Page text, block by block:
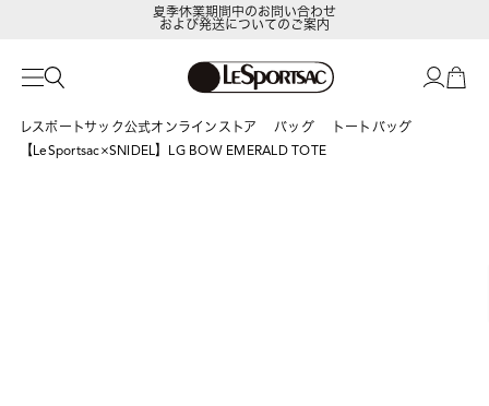
LeSportsac Member's Club
および発送についてのご案内
レスポートサック公式オンラインストア バッグ
トートバッグ
【LeSportsac×SNIDEL】LG BOW EMERALD TOTE